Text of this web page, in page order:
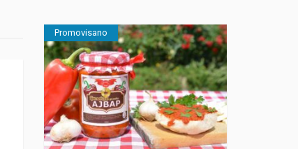
Promovisano